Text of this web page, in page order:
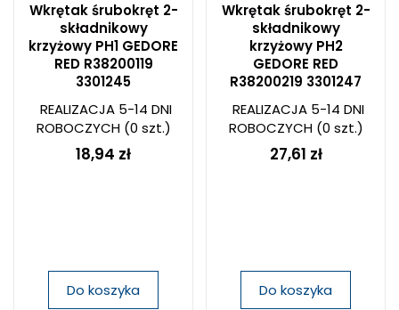
Wkrętak śrubokręt 2-
składnikowy
krzyżowy PH1 GEDORE
RED R38200119
3301245
REALIZACJA 5-14 DNI
ROBOCZYCH(0 szt.)
18,94 zł
Do koszyka
Wkrętak śrubokręt 2-
składnikowy
krzyżowy PH2
GEDORE RED
R38200219 3301247
REALIZACJA 5-14 DNI
ROBOCZYCH(0 szt.)
27,61 zł
Do koszyka